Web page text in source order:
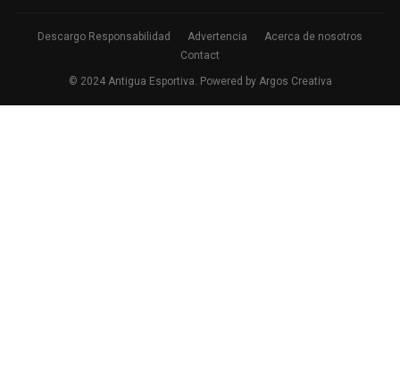
Descargo Responsabilidad Advertencia
Acerca de nosotros
Contact
© 2024 Antigua Esportiva. Powered by Argos Creativa